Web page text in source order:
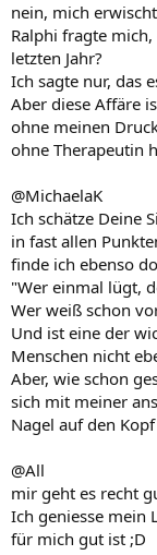
nein, mich
Ralphi fragte mich,
letzten Jahr?
Ich sagte nur, das
Aber diese Affäre
ohne meinen
ohne Therapeutin
@MichaelaK
Ich schätze Deine
in fast allen
finde ich ebenso
"Wer einmal lügt,
Wer weiß schon
Und ist eine der
Menschen nicht
Aber, wie schon
sich mit meiner
Nagel auf den
@All
mir geht es recht
Ich geniesse mein
für mich gut ist ;D